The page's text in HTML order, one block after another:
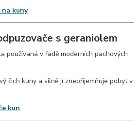
kuny
s geraniolem
používaná v řadě moderních pachových
čich kuny a silně jí znepříjemňuje pobyt v
kun